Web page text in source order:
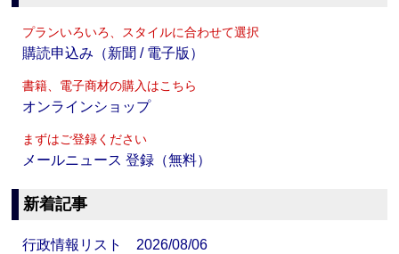
プランいろいろ、スタイルに合わせて選択
購読申込み（新聞 / 電子版）
書籍、電子商材の購入はこちら
オンラインショップ
まずはご登録ください
メールニュース 登録（無料）
新着記事
行政情報リスト 2026/08/06